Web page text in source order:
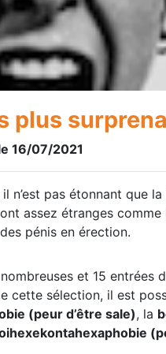
plus
16/07/2021
n’est pas étonnant que
assez étranges
pénis en érection.
et 15 entrées
cette sélection, il est
(peur d’être sale), la